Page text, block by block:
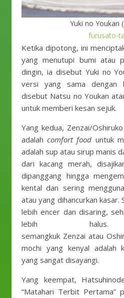
Yuki no Youkan
furusato-
Ketika dipotong, ini
yang menutupi bumi atau
dingin, ia disebut Yuki no
versi yang sama dengan
disebut Natsu no Youkan
untuk memberi kesan sejuk.
Yang kedua, Zenzai/
adalahcomfort food untuk
adalah sup atau sirup manis
dari kacang merah,
dipanggang hingga
kental dan sering
atau yang dihancurkan kasar.
lebih encer dan disaring,
lebih halus.
semangkuk Zenzai atau
mochi yang kenyal adalah
yang sangat disayangi.
Yang keempat,
“Matahari Terbit Pertama”